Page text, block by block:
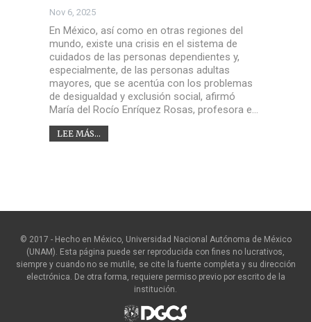
Nov 6, 2025
En México, así como en otras regiones del
mundo, existe una crisis en el sistema de
cuidados de las personas dependientes y,
especialmente, de las personas adultas
mayores, que se acentúa con los problemas
de desigualdad y exclusión social, afirmó
María del Rocío Enríquez Rosas, profesora e…
LEE MÁS...
© 2017 - Hecho en México, Universidad Nacional Autónoma de México
(UNAM). Esta página puede ser reproducida con fines no lucrativos,
siempre y cuando no se mutile, se cite la fuente completa y su dirección
electrónica. De otra forma, requiere permiso previo por escrito de la
institución.